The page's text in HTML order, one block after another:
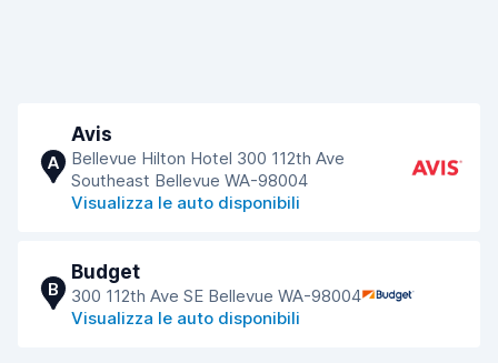
A
Avis
Bellevue Hilton Hotel 300 112th Ave
Southeast Bellevue WA-98004
Visualizza le auto disponibili
B
Budget
300 112th Ave SE Bellevue WA-98004
Visualizza le auto disponibili